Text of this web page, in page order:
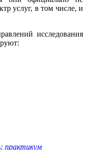
услуг, в том числе, и
исследования
практикум